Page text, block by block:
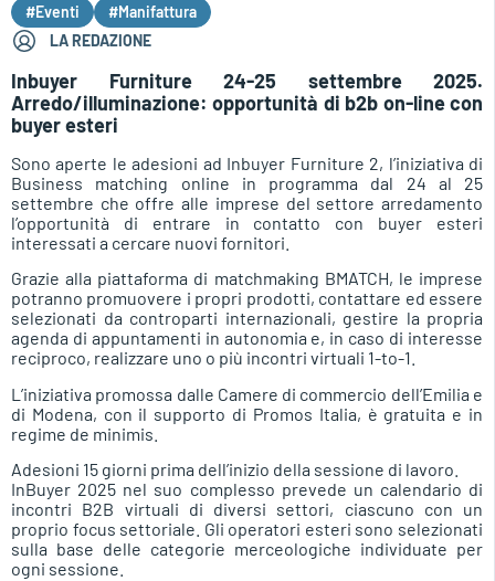
#Eventi
#Manifattura
LA REDAZIONE
Inbuyer Furniture 24-25 settembre 2025.
Arredo/illuminazione: opportunità di b2b on-line con
buyer esteri
Sono aperte le adesioni ad Inbuyer Furniture 2, l’iniziativa di
Business matching online in programma dal 24 al 25
settembre che offre alle imprese del settore arredamento
l’opportunità di entrare in contatto con buyer esteri
interessati a cercare nuovi fornitori.
Grazie alla piattaforma di matchmaking BMATCH, le imprese
potranno promuovere i propri prodotti, contattare ed essere
selezionati da controparti internazionali, gestire la propria
agenda di appuntamenti in autonomia e, in caso di interesse
reciproco, realizzare uno o più incontri virtuali 1-to-1.
L’iniziativa promossa dalle Camere di commercio dell’Emilia e
di Modena, con il supporto di Promos Italia, è gratuita e in
regime de minimis.
Adesioni 15 giorni prima dell’inizio della sessione di lavoro.
InBuyer 2025 nel suo complesso prevede un calendario di
incontri B2B virtuali di diversi settori, ciascuno con un
proprio focus settoriale. Gli operatori esteri sono selezionati
sulla base delle categorie merceologiche individuate per
ogni sessione.